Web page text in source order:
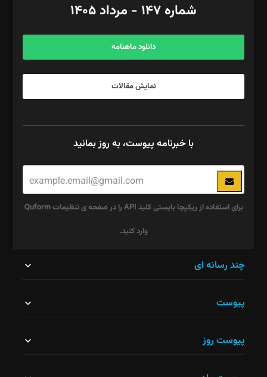
آگهی و مشترکین: ۰۹۱۹۹۹۹۰۴۵۴
شماره ۱۴۷ - مرداد ۱۴۰۵
دانلود ماهنامه
نمایش مقالات
با خبرنامه پیوست، به روز بمانید
برای استفاده از ریکپچا بایستی کلید API را در صفحه ی تنظیمات Quform
وارد کنید.
نباید
چند رسانه ای
پیوست
پیوست روز